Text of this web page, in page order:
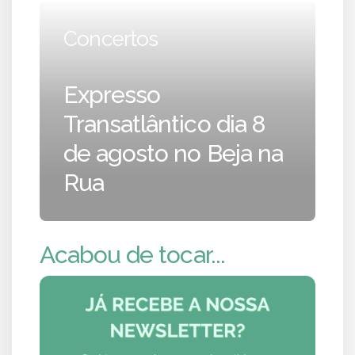
Concertos
Expresso
Transatlântico dia 8
de agosto no Beja na
Rua
Acabou de tocar...